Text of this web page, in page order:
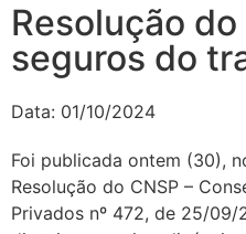
Resolução
seguros do
Data: 01/10/2024
Foi publicada ontem (30),
Resolução do CNSP –
Privados nº 472, de 25/09/